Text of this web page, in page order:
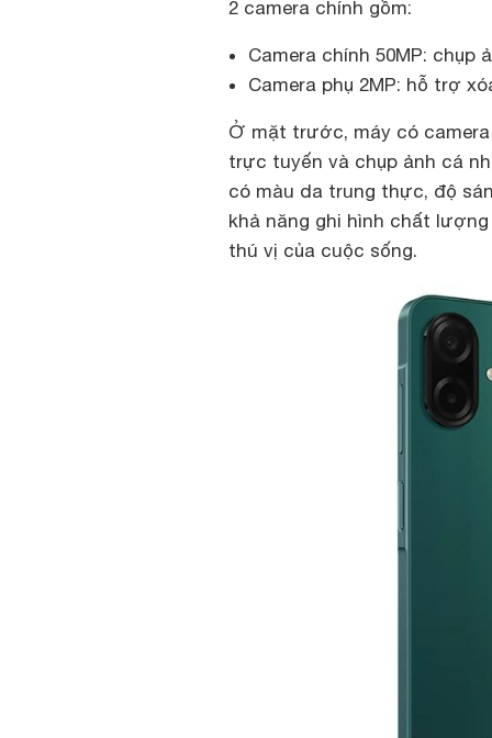
2 camera chính gồm:
Camera chính 50MP:
Camera phụ 2MP: hỗ trợ
Ở mặt trước, máy có camera
trực tuyến và chụp ảnh cá
có màu da trung thực, độ
khả năng ghi hình chất
thú vị của cuộc sống.